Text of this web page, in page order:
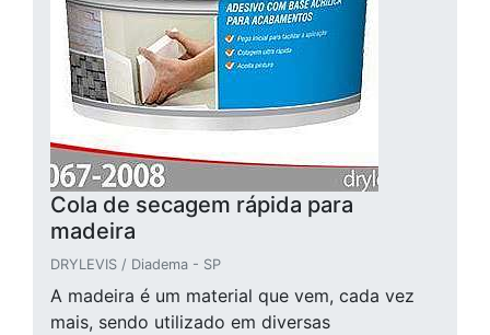
Cola de secagem rápida para
madeira
DRYLEVIS / Diadema - SP
A madeira é um material que vem, cada vez
mais, sendo utilizado em diversas